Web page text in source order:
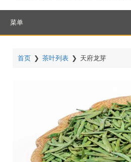
菜单
首页 ❯ 茶叶列表 ❯ 天府龙芽